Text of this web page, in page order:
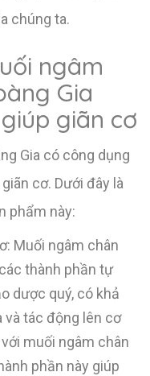
chúng ta.
ngâm
Gia
giãn cơ
Gia có công dụng
cơ. Dưới đây là
phẩm này:
Muối ngâm chân
thành phần tự
dược quý, có khả
và tác động lên cơ
muối ngâm chân
phần này giúp